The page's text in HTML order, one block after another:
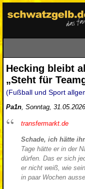
Hecking bleibt
„Steht für
(Fußball und Sport
Pa1n, Sonntag,
transfermarkt.de
Schade, ich hätte
Tage hätte er in der
dürfen. Das er sich
er nicht weiß, wie
in paar Wochen